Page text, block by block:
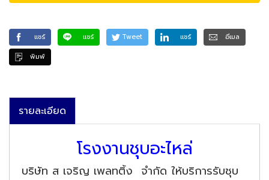
แชร์ แชร์ Tweet แชร์
อีเมล
พิมพ์
รายละเอียด
โรงงานชุบอะไหล่
บริษัท ส เจริญ เพลทติ้ง จำกัด ให้บริการรับชุบ